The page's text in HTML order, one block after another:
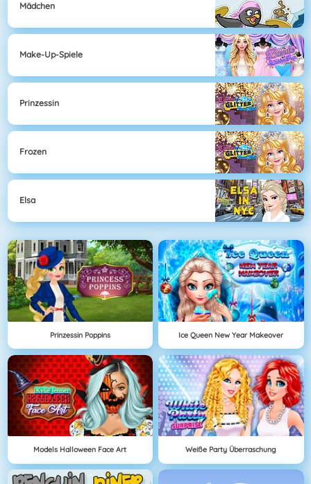
Mädchen
Make-Up-Spiele
Prinzessin
Frozen
Elsa
Prinzessin Poppins Ice Queen New Year Makeover
Models Halloween Face Art Weiße Party Überraschung